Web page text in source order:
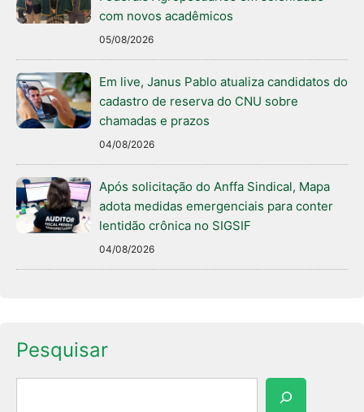
com novos acadêmicos
05/08/2026
Em live, Janus Pablo atualiza candidatos do
cadastro de reserva do CNU sobre
chamadas e prazos
04/08/2026
Após solicitação do Anffa Sindical, Mapa
adota medidas emergenciais para conter
lentidão crônica no SIGSIF
04/08/2026
Pesquisar